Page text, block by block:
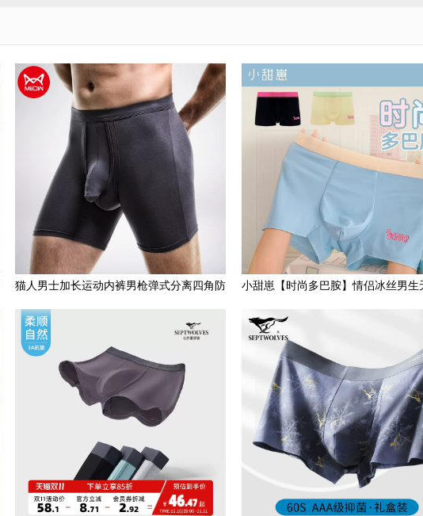
猫人男士加长运动内裤男枪弹式分离四角防
小甜崽【时尚多巴胺】情侣冰丝男生